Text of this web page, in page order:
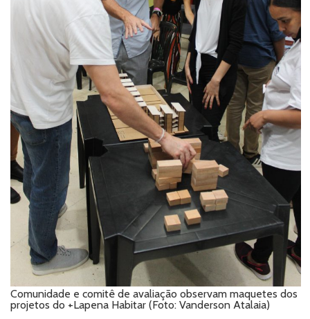
Comunidade e comitê de avaliação observam maquetes dos
projetos do +Lapena Habitar (Foto: Vanderson Atalaia)